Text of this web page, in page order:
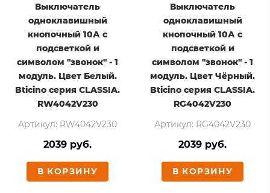
Выключатель
одноклавишный
кнопочный 10А с
подсветкой и
символом "звонок" - 1
модуль. Цвет Белый.
Bticino серия CLASSIA.
RW4042V230
Артикул: RW4042V230
2039 руб.
В КОРЗИНУ
Выключатель
одноклавишный
кнопочный 10А с
подсветкой и
символом "звонок" - 1
модуль. Цвет Чёрный.
Bticino серия CLASSIA.
RG4042V230
Артикул: RG4042V230
2039 руб.
В КОРЗИНУ